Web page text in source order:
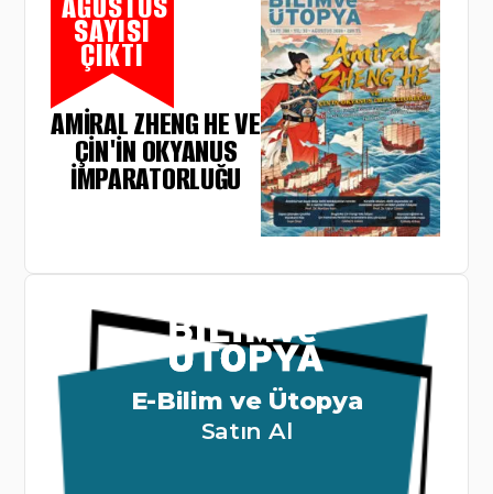
SAYISI
ÇIKTI
AMIRAL ZHENG HE VE
ÇIN'IN OKYANUS
İMPARATORLUĞU
E-Bilim ve Ütopya
Satın Al